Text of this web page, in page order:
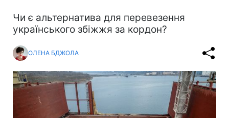
Чи є альтернатива для перевезення
українського збіжжя за кордон?
ОЛЕНА БДЖОЛА